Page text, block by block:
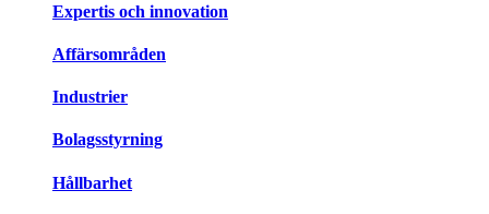
Expertis och innovation
Affärsområden
Industrier
Bolagsstyrning
Hållbarhet